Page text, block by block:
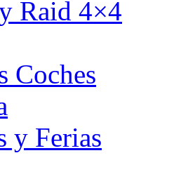
Raid 4×4
Coches
y Ferias